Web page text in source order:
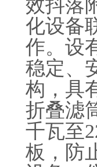
效抖落
化设备
作。设
稳定、
构，具
折叠滤
千瓦至
板，防